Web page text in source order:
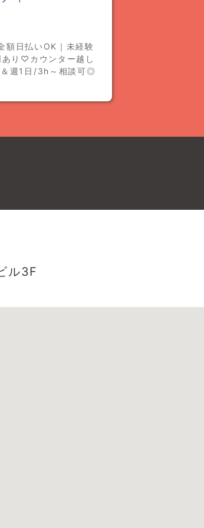
日払いOK｜未経験
り♡カウンター越し
＆週1日/3h～相談可◎
ル3F